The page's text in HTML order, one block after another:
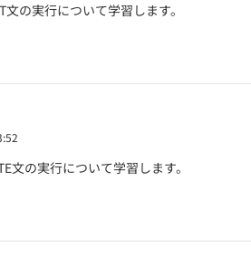
の実行について学習します。
文の実行について学習します。